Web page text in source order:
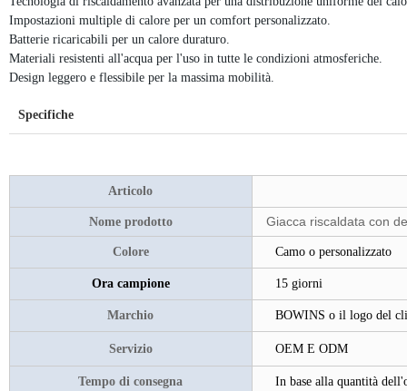
Impostazioni multiple di calore per un comfort personalizzato.
Batterie ricaricabili per un calore duraturo.
Materiali resistenti all'acqua per l'uso in tutte le condizioni atmosferiche.
Design leggero e flessibile per la massima mobilità.
Specifiche
Articolo
Nome prodotto Giacca riscaldata con
Colore Camo o personalizzato
Ora campione 15 giorni
Marchio BOWINS o il logo del
Servizio OEM E ODM
Tempo di consegna In base alla quantità